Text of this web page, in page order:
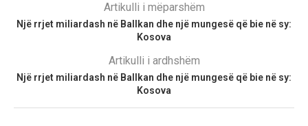
Artikulli i mëparshëm
Një rrjet miliardash në Ballkan dhe një mungesë që bie në sy:
Kosova
Artikulli i ardhshëm
Një rrjet miliardash në Ballkan dhe një mungesë që bie në sy:
Kosova